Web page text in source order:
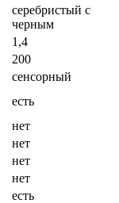
серебристый с
черным
1,4
200
сенсорный
есть
нет
нет
нет
нет
есть